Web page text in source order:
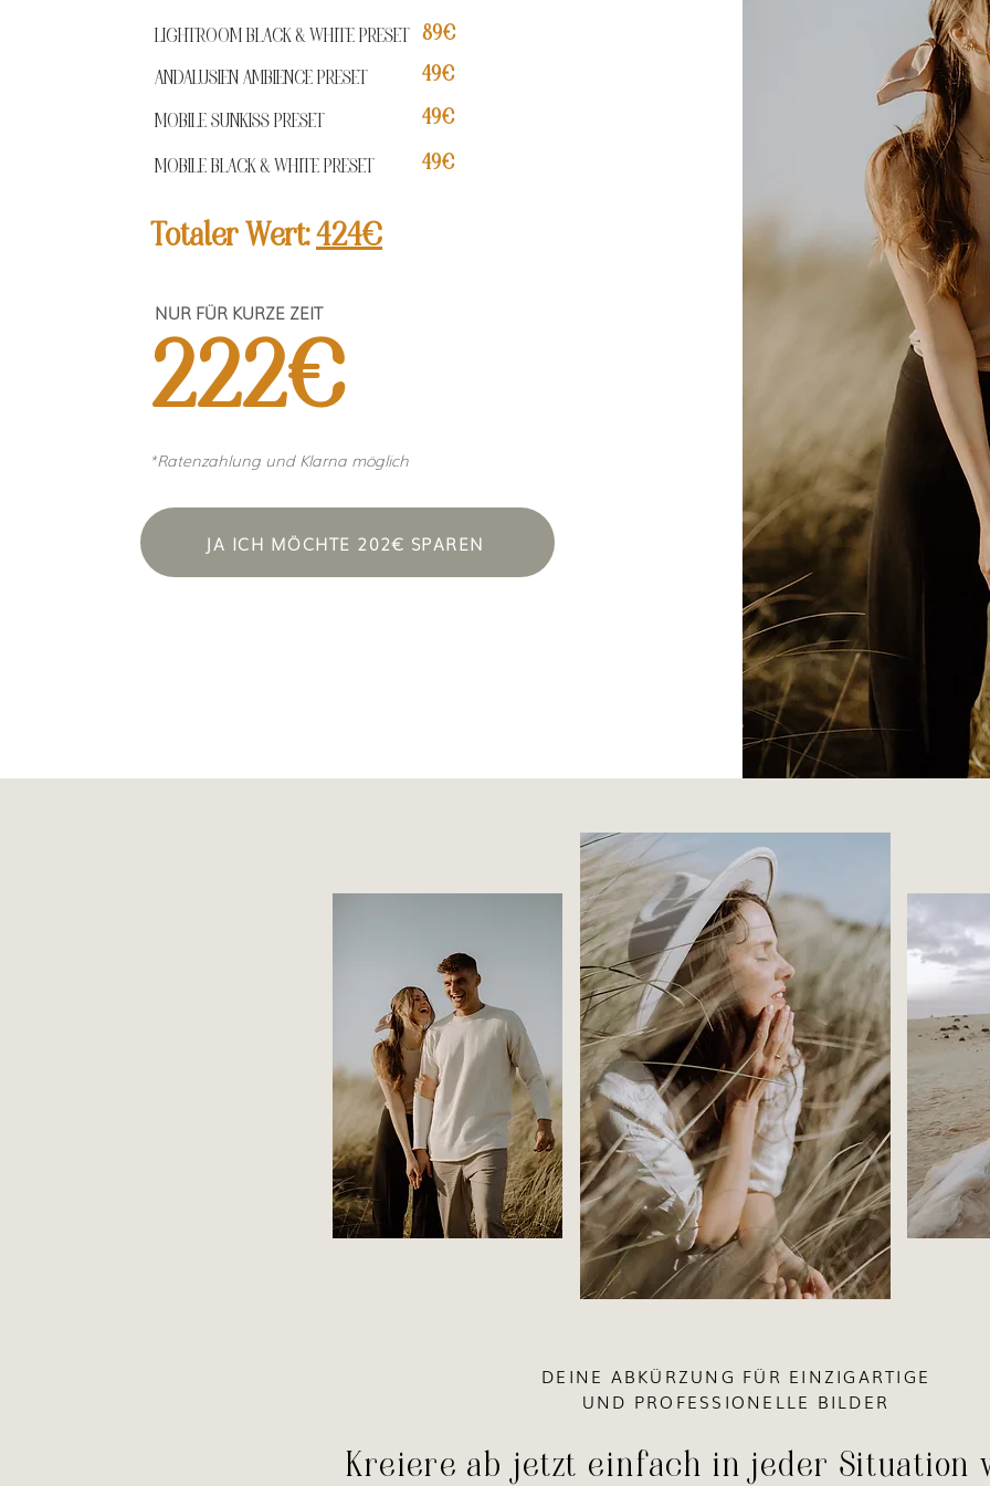
LIGHTROOM BLACK & WHITE PRESET 89€
49€
ANDALUSIEN AMBIENCE PRESET
MOBILE SUNKISS PRESET
49€
MOBILE BLACK & WHITE PRESET 49€
Totaler Wert:424€
222€
NUR FÜR KURZE ZEIT
*Ratenzahlung und Klarna möglich
JA ICH MÖCHTE 202€ SPAREN
DEINE ABKÜRZUNG FÜR EINZIGARTIGE
UND PROFESSIONELLE BILDER
Kreiere ab jetzt einfach in jeder Situation